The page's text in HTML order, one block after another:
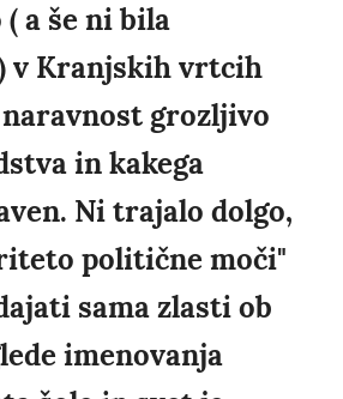
a še ni bila
v Kranjskih vrtcih
grozljivo
in kakega
Ni trajalo dolgo,
politične moči"
sama zlasti ob
imenovanja